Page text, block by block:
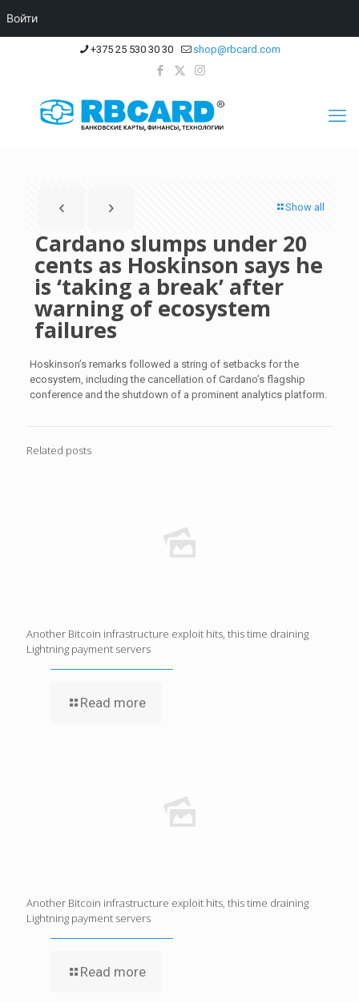
+375 25 530 30 30 shop@rbcard.com
Show all
Cardano slumps under 20
cents as Hoskinson says he
is ‘taking a break’ after
warning of ecosystem
failures
Hoskinson’s remarks followed a string of setbacks for the
ecosystem, including the cancellation of Cardano’s flagship
conference and the shutdown of a prominent analytics platform.
Related posts
Another Bitcoin infrastructure exploit hits, this time draining
Lightning payment servers
Read more
Another Bitcoin infrastructure exploit hits, this time draining
Lightning payment servers
Read more
Войти